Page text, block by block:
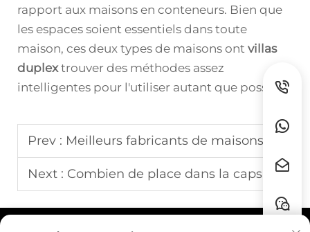
rapport aux maisons en conteneurs. Bien que
les espaces soient essentiels dans toute
maison, ces deux types de maisons ont villas
duplextrouver des méthodes assez
intelligentes pour l'utiliser autant que possible.
Prev : Meilleurs fabricants de maisons modulaires
Next : Combien de place dans la capsule spatiale?